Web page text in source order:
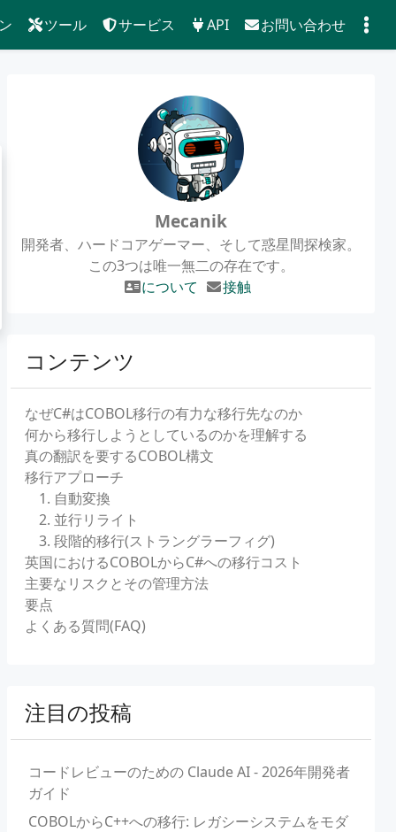
ツール サービス API お問い合わせ
Mecanik
開発者、ハードコアゲーマー、そして惑星間探検家。
この3つは唯一無二の存在です。
について
接触
コンテンツ
なぜC#はCOBOL移行の有力な移行先なのか
何から移行しようとしているのかを理解する
真の翻訳を要するCOBOL構文
移行アプローチ
1. 自動変換
2. 並行リライト
3. 段階的移行(ストラングラーフィグ)
英国におけるCOBOLからC#への移行コスト
主要なリスクとその管理方法
要点
よくある質問(FAQ)
注目の投稿
コードレビューのための Claude AI - 2026年開発者
ガイド
COBOLからC++への移行: レガシーシステムをモダ